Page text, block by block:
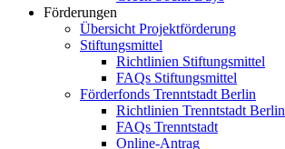
Förderungen
Übersicht Projektförderung
Stiftungsmittel
Richtlinien Stiftungsmittel
FAQs Stiftungsmittel
Förderfonds Trenntstadt Berlin
Richtlinien Trenntstadt Berlin
FAQs Trenntstadt
Online-Antrag